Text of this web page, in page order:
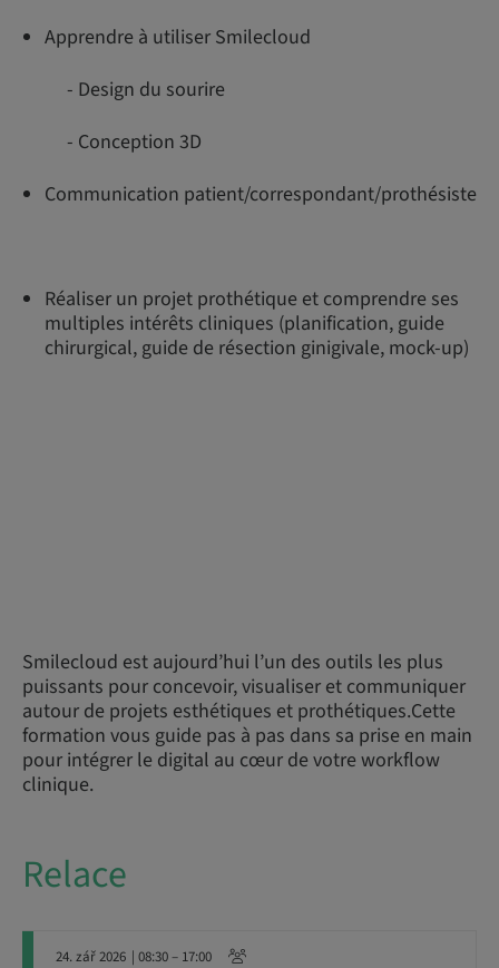
Apprendre à utiliser Smilecloud
- Design du sourire
- Conception 3D
Communication patient/correspondant/prothésiste
Réaliser un projet prothétique et comprendre ses
multiples intérêts cliniques (planification, guide
chirurgical, guide de résection ginigivale, mock-up)
Smilecloud est aujourd’hui l’un des outils les plus
puissants pour concevoir, visualiser et communiquer
autour de projets esthétiques et prothétiques.Cette
formation vous guide pas à pas dans sa prise en main
pour intégrer le digital au cœur de votre workflow
clinique.
Relace
24. zář 2026 | 08:30 – 17:00